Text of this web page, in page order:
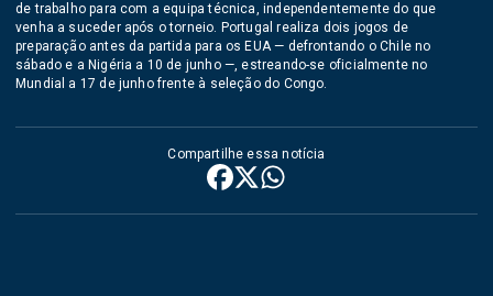
de trabalho para com a equipa técnica, independentemente do que
venha a suceder após o torneio. Portugal realiza dois jogos de
preparação antes da partida para os EUA — defrontando o Chile no
sábado e a Nigéria a 10 de junho —, estreando-se oficialmente no
Mundial a 17 de junho frente à seleção do Congo.
Compartilhe essa notícia